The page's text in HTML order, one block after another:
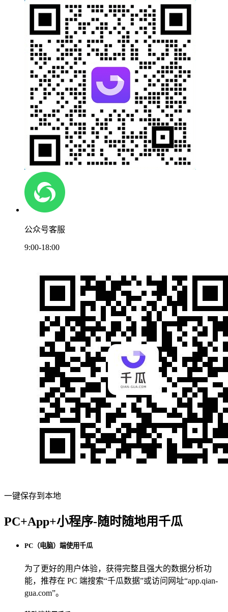
公众号客服
9:00-18:00
一键保存到本地
PC+App+小程序-随时随地用千瓜
PC（电脑）端使用千瓜
为了更好的用户体验，获得完整且强大的数据分析功
能，推荐在 PC 端搜索“千瓜数据”或访问网址“app.qian-
gua.com”。